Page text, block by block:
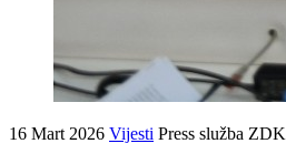
16 Mart 2026 Vijesti Press služba ZDK